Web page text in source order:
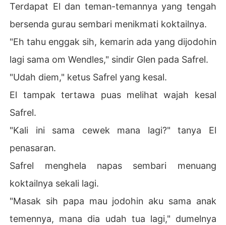
Terdapat El dan teman-temannya yang tengah
bersenda gurau sembari menikmati koktailnya.
"Eh tahu enggak sih, kemarin ada yang dijodohin
lagi sama om Wendles," sindir Glen pada Safrel.
"Udah diem," ketus Safrel yang kesal.
El tampak tertawa puas melihat wajah kesal
Safrel.
"Kali ini sama cewek mana lagi?" tanya El
penasaran.
Safrel menghela napas sembari menuang
koktailnya sekali lagi.
"Masak sih papa mau jodohin aku sama anak
temennya, mana dia udah tua lagi," dumelnya